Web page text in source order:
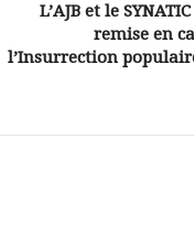
L’AJB et le
remise en
l’Insurrection